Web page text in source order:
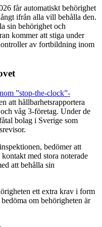
får automatiskt behörighet
ifrån alla vill behålla den.
sin behörighet och
kommer att stiga under
av fortbildning inom
”stop-the-clock”-
att hållbarhetsrapportera
våg 3-företag. Under de
bolag i Sverige som
bedömer att
med stora noterade
att behålla sin
ett extra krav i form
om behörigheten är